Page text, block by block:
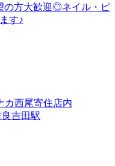
の方大歓迎◎ネイル・ピ
す♪
カ西尾寄住店内
吉田駅